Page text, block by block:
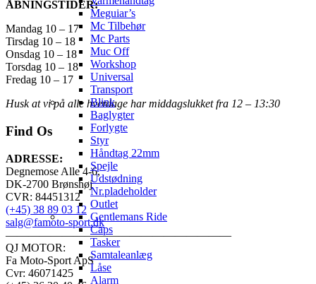
Meguiar’s
Mc Tilbehør
Mc Parts
Muc Off
Workshop
Universal
Transport
Blink
Baglygter
Forlygte
Styr
Håndtag 22mm
Spejle
Udstødning
Nr.pladeholder
Outlet
Gentlemans Ride
Caps
Tasker
Samtaleanlæg
Låse
Alarm
ÅBNINGSTIDER:
Mandag 10 – 17
Tirsdag 10 – 18
Onsdag 10 – 18
Torsdag 10 – 18
Fredag 10 – 17
Husk at vi på alle hverdage har middagslukket fra 12 – 13:30
Find Os
ADRESSE:
Degnemose Alle 4-6,
DK-2700 Brønshøj
CVR: 84451312
(+45) 38 89 03 12
salg@famoto-sport.dk
————————————————————
QJ MOTOR:
Fa Moto-Sport ApS
Cvr: 46071425